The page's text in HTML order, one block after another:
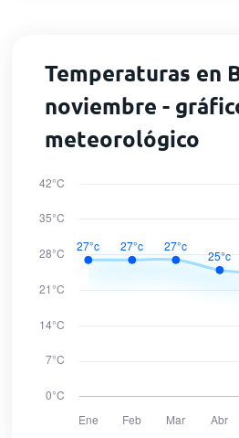
Temperaturas en
noviembre -
meteorológico